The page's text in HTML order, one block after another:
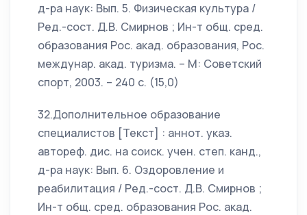
д-ра наук: Вып. 5. Физическая культура /
Ред.-сост. Д.В. Смирнов ; Ин-т общ. сред.
образования Рос. акад. образования, Рос.
междунар. акад. туризма. – М: Советский
спорт, 2003. – 240 с. (15,0)
32.Дополнительное образование
специалистов [Текст] : аннот. указ.
автореф. дис. на соиск. учен. степ. канд.,
д-ра наук: Вып. 6. Оздоровление и
реабилитация / Ред.-сост. Д.В. Смирнов ;
Ин-т общ. сред. образования Рос. акад.